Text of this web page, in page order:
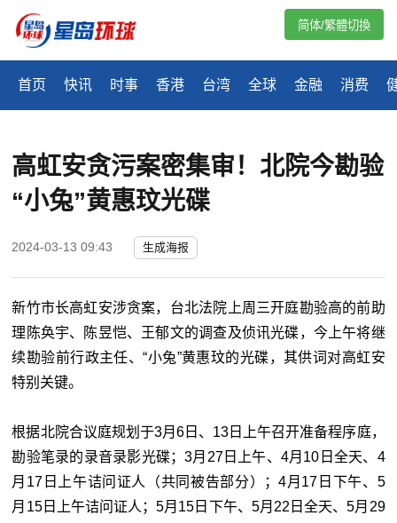
首页 快讯 时事 香港 台湾 全球 金融 消费
简体/繁體切換
高虹安贪污案密集审！北院今勘验
“小兔”黄惠玟光碟
2024-03-13 09:43 生成海报
新竹市长高虹安涉贪案，台北法院上周三开庭勘验高的前助
理陈奂宇、陈昱恺、王郁文的调查及侦讯光碟，今上午将继
续勘验前行政主任、“小兔”黄惠玟的光碟，其供词对高虹安
特别关键。
根据北院合议庭规划于3月6日、13日上午召开准备程序庭，
勘验笔录的录音录影光碟；3月27日上午、4月10日全天、4
月17日上午诘问证人（共同被告部分）；4月17日下午、5
月15日上午诘问证人；5月15日下午、5月22日全天、5月29